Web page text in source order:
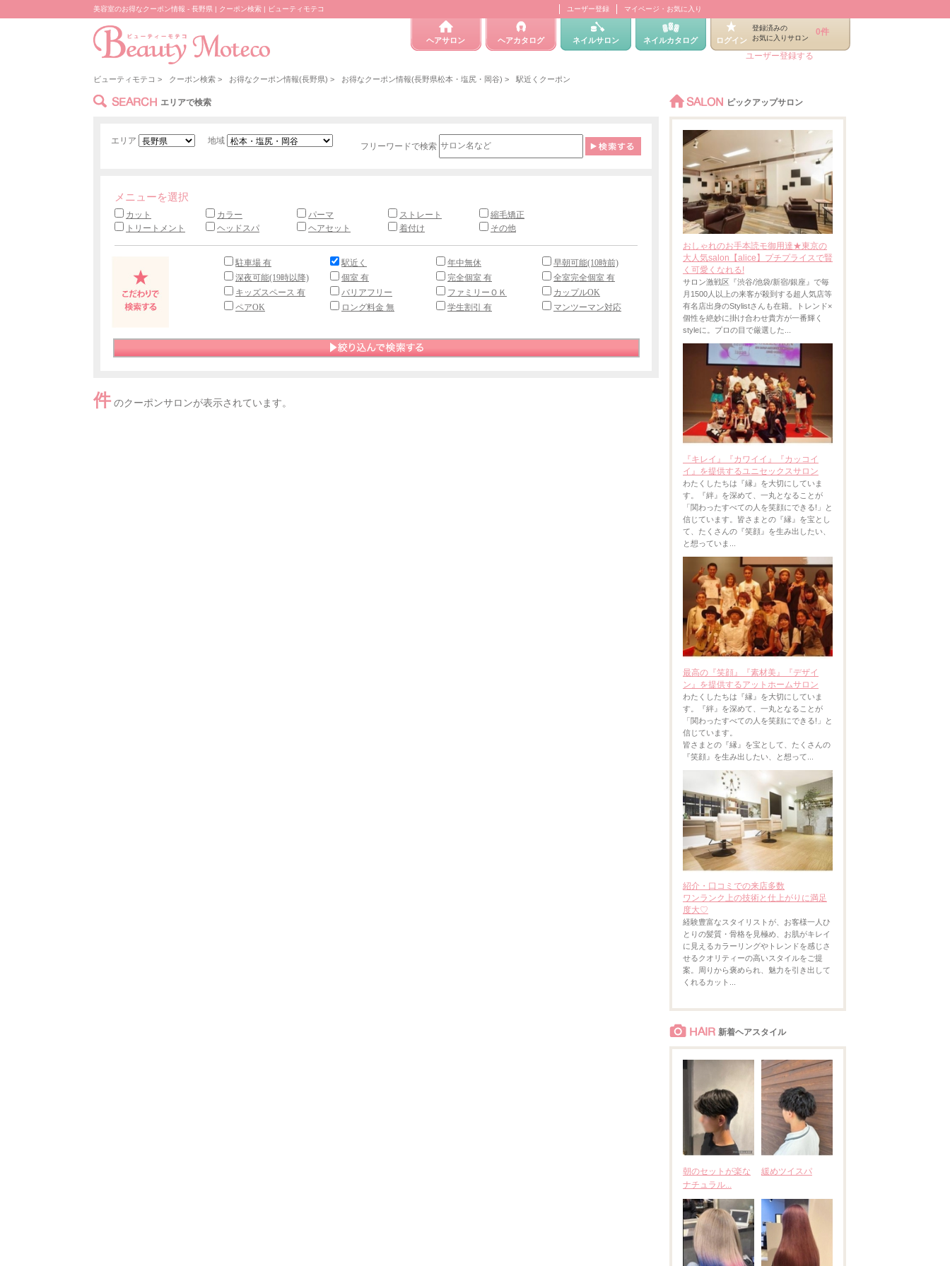
美容室のお得なクーポン情報 - 長野県 | クーポン検索 | ビューティモテコ ユーザー登録 マイページ・お気に入り
ヘアサロン ヘアカタログ ネイルサロン ネイルカタログ ログイン
登録済みの
お気に入りサロン
0件
ユーザー登録する
ビューティモテコ > クーポン検索 > お得なクーポン情報(長野県) > お得なクーポン情報(長野県松本・塩尻・岡谷) > 駅近くクーポン
SEARCH エリアで検索
エリア 地域
フリーワードで検索
メニューを選択
カット カラー パーマ ストレート
縮毛矯正
トリートメント
ヘッドスパ ヘアセット 着付け その他
駐車場 有 駅近く 年中無休
早朝可能(10時前)
深夜可能(19時以降)
個室 有 完全個室 有
全室完全個室 有
キッズスペース 有
バリアフリー ファミリーＯＫ
カップルOK
ペアOK
ロング料金 無 学生割引 有 マンツーマン対応
件 のクーポンサロンが表示されています。
SALON ピックアップサロン
おしゃれのお手本読モ御用達★東京の
大人気salon【alice】プチプライスで賢
く可愛くなれる!
サロン激戦区『渋谷/池袋/新宿/銀座』で毎
月1500人以上の来客が殺到する超人気店等
有名店出身のStylistさんも在籍。トレンド×
個性を絶妙に掛け合わせ貴方が一番輝く
styleに。プロの目で厳選した...
『キレイ』『カワイイ』『カッコイ
イ』を提供するユニセックスサロン
わたくしたちは『縁』を大切にしていま
す。『絆』を深めて、一丸となることが
「関わったすべての人を笑顔にできる!」と
信じています。皆さまとの『縁』を宝とし
て、たくさんの『笑顔』を生み出したい、
と想っていま...
最高の『笑顔』『素材美』『デザイ
ン』を提供するアットホームサロン
わたくしたちは『縁』を大切にしていま
す。『絆』を深めて、一丸となることが
「関わったすべての人を笑顔にできる!」と
信じています。
皆さまとの『縁』を宝として、たくさんの
『笑顔』を生み出したい、と想って...
紹介・口コミでの来店多数
ワンランク上の技術と仕上がりに満足
度大♡
経験豊富なスタイリストが、お客様一人ひ
とりの髪質・骨格を見極め、お肌がキレイ
に見えるカラーリングやトレンドを感じさ
せるクオリティーの高いスタイルをご提
案。周りから褒められ、魅力を引き出して
くれるカット...
HAIR 新着ヘアスタイル
朝のセットが楽な
ナチュラル...
緩めツイスパ